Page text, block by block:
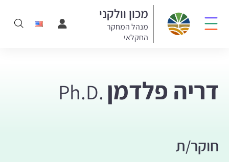
מכון וולקני
מנהל המחקר
החקלאי
דריה פלדמן Ph.D.
חוקר/ת